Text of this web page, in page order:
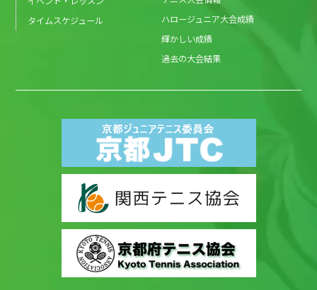
タイムスケジュール
ハロージュニア大会成績
輝かしい成績
過去の大会結果